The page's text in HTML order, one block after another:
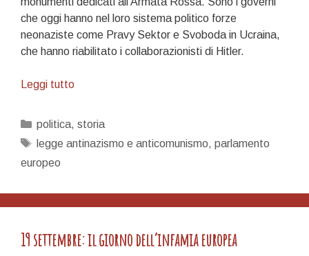
che oggi hanno nel loro sistema politico forze
neonaziste come Pravy Sektor e Svoboda in Ucraina,
che hanno riabilitato i collaborazionisti di Hitler.
Leggi tuttoPer
è
Categorie
politica, storia
Tag
legge antinazismo e anticomunismo, parlamento
europeo
19 settembre: il giorno dell’infamia europea